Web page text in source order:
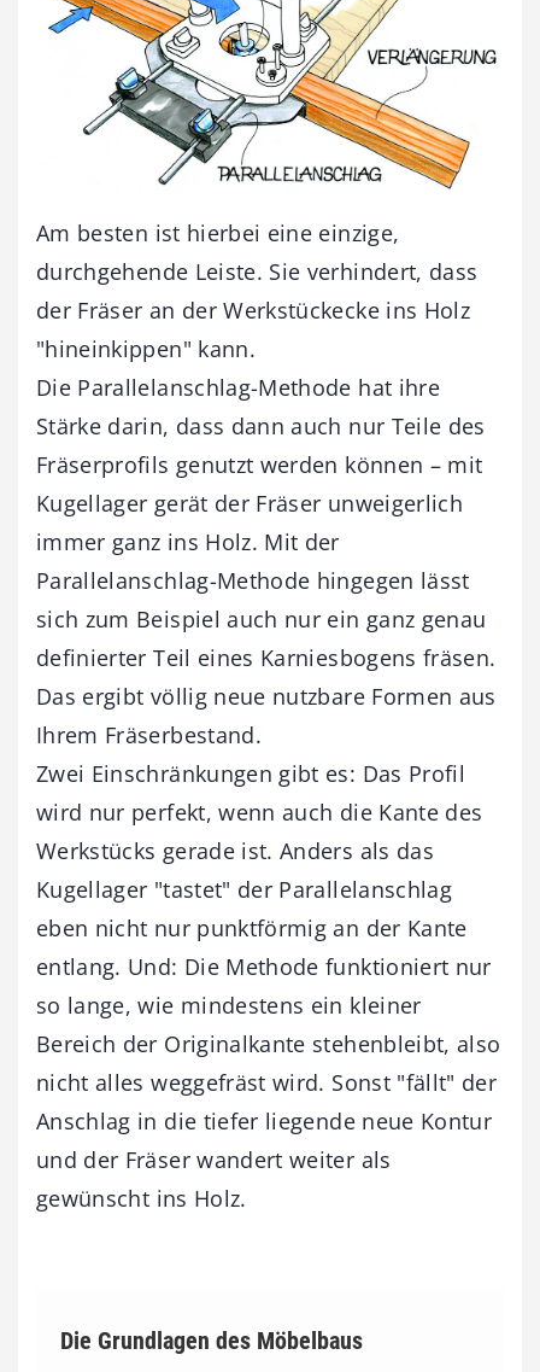
Am besten ist hierbei eine einzige,
durchgehende Leiste. Sie verhindert, dass
der Fräser an der Werkstückecke ins Holz
"hineinkippen" kann.
Die Parallelanschlag-Methode hat ihre
Stärke darin, dass dann auch nur Teile des
Fräserprofils genutzt werden können – mit
Kugellager gerät der Fräser unweigerlich
immer ganz ins Holz. Mit der
Parallelanschlag-Methode hingegen lässt
sich zum Beispiel auch nur ein ganz genau
definierter Teil eines Karniesbogens fräsen.
Das ergibt völlig neue nutzbare Formen aus
Ihrem Fräserbestand.
Zwei Einschränkungen gibt es: Das Profil
wird nur perfekt, wenn auch die Kante des
Werkstücks gerade ist. Anders als das
Kugellager "tastet" der Parallelanschlag
eben nicht nur punktförmig an der Kante
entlang. Und: Die Methode funktioniert nur
so lange, wie mindestens ein kleiner
Bereich der Originalkante stehenbleibt, also
nicht alles weggefräst wird. Sonst "fällt" der
Anschlag in die tiefer liegende neue Kontur
und der Fräser wandert weiter als
gewünscht ins Holz.
Die Grundlagen des Möbelbaus